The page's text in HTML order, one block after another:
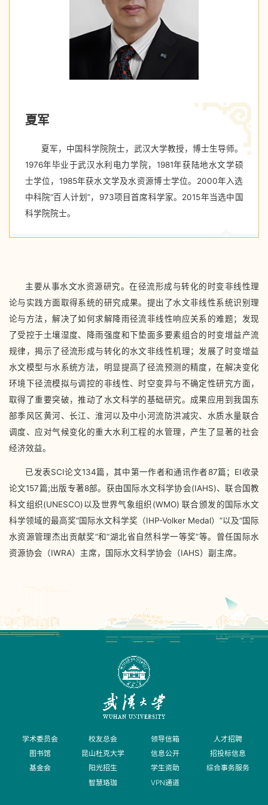
夏军
夏军，中国科学院院士，武汉大学教授，博士生导师。
1976年毕业于武汉水利电力学院，1981年获陆地水文学硕
士学位，1985年获水文学及水资源博士学位。2000年入选
中科院“百人计划”，973项目首席科学家。2015年当选中国
科学院院士。
主要从事水文水资源研究。在径流形成与转化的时变非线性理
论与实践方面取得系统的研究成果。提出了水文非线性系统识别理
论与方法，解决了如何求解降雨径流非线性响应关系的难题；发现
了受控于土壤湿度、降雨强度和下垫面多要素组合的时变增益产流
规律，揭示了径流形成与转化的水文非线性机理；发展了时变增益
水文模型与水系统方法，明显提高了径流预测的精度，在解决变化
环境下径流模拟与调控的非线性、时空变异与不确定性研究方面，
取得了重要突破，推动了水文科学的基础研究。成果应用到我国东
部季风区黄河、长江、淮河以及中小河流防洪减灾、水质水量联合
调度、应对气候变化的重大水利工程的水管理，产生了显著的社会
经济效益。
已发表SCI论文134篇，其中第一作者和通讯作者87篇；EI收录
论文157篇;出版专著8部。获由国际水文科学协会(IAHS)、联合国教
科文组织(UNESCO)以及世界气象组织(WMO) 联合颁发的国际水文
科学领域的最高奖“国际水文科学奖（IHP-Volker Medal）”以及“国际
水资源管理杰出贡献奖”和“湖北省自然科学一等奖”等。曾任国际水
资源协会（IWRA）主席，国际水文科学协会（IAHS）副主席。
学术委员会 校友总会 领导信箱
人才招聘
图书馆
昆山杜克大学 信息公开
招投标信息
基金会
阳光招生 学生资助
综合事务服务
智慧珞珈
VPN通道